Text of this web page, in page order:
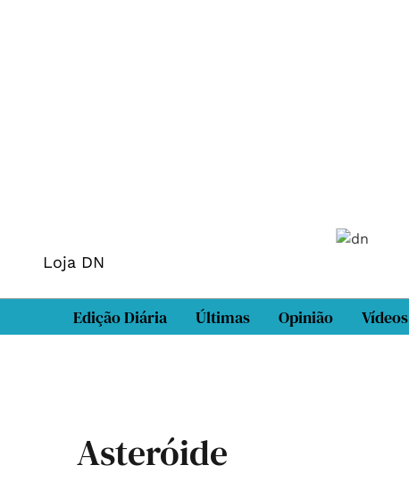
Loja DN
Edição Diária Últimas Opinião Vídeos
Asteróide